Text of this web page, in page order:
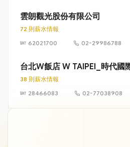
雲朗觀光股份有限公司
72 則薪水情報
62021700
02-29986788
台北W飯店 W TAIPEI_時代國
38 則薪水情報
28466083
02-77038908